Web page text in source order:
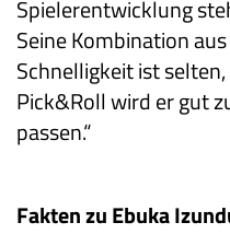
Spielerentwicklung
Seine Kombination
Schnelligkeit ist
Pick&Roll wird er gut
passen.“
Fakten zu Ebuka